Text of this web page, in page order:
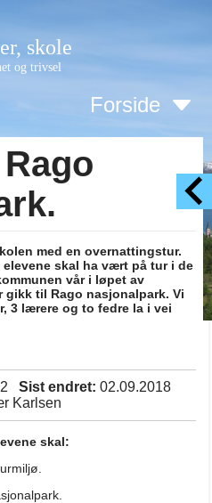
skole
og trivsel
Forside
med en overnattingstur.
skal ha vært på tur i de
vår i løpet av
til Rago nasjonalpark. Vi
3 lærere og to fedre la i vei
Sist endret: 02.09.2018
Karlsen
skal: